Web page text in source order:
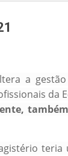
a
da
teria